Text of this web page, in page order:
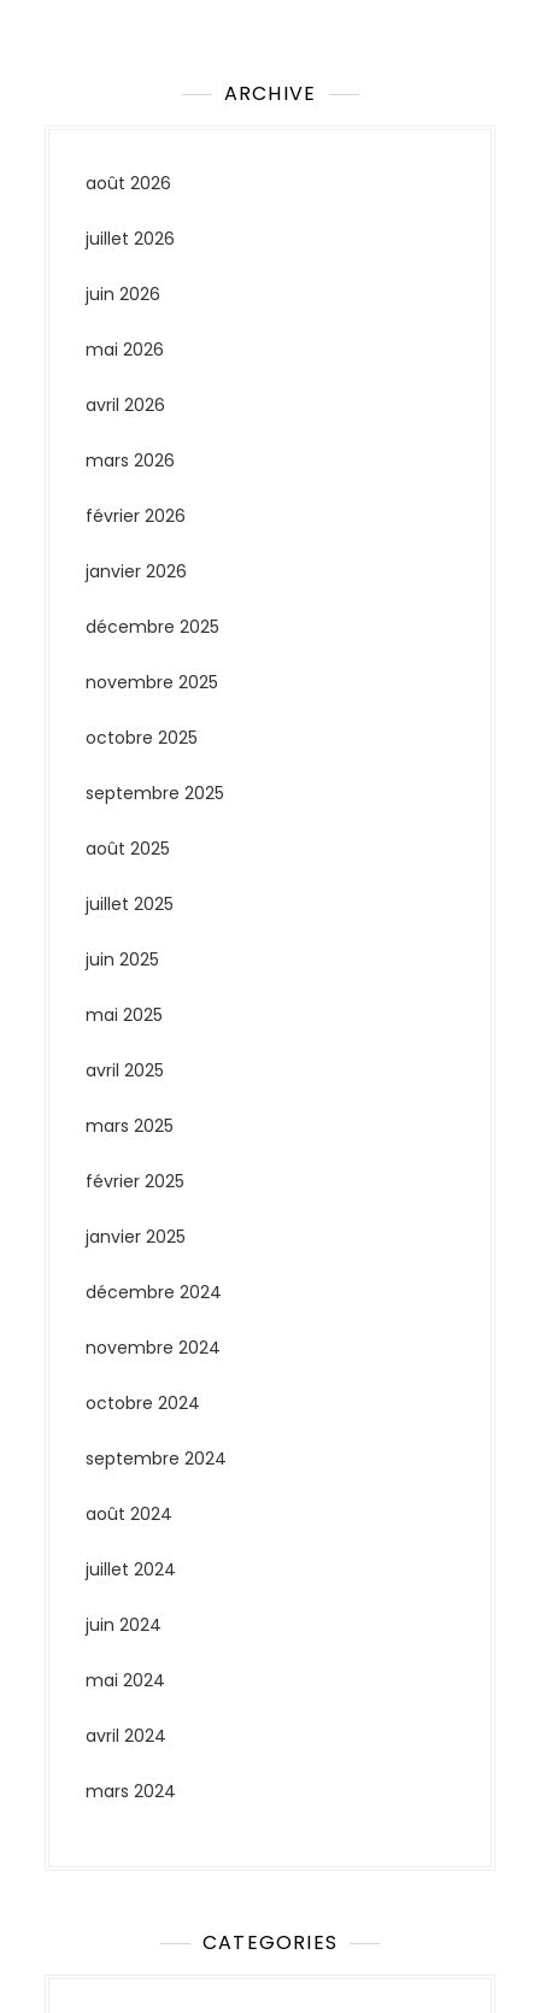
ARCHIVE
août 2026
juillet 2026
juin 2026
mai 2026
avril 2026
mars 2026
février 2026
janvier 2026
décembre 2025
novembre 2025
octobre 2025
septembre 2025
août 2025
juillet 2025
juin 2025
mai 2025
avril 2025
mars 2025
février 2025
janvier 2025
décembre 2024
novembre 2024
octobre 2024
septembre 2024
août 2024
juillet 2024
juin 2024
mai 2024
avril 2024
mars 2024
CATEGORIES